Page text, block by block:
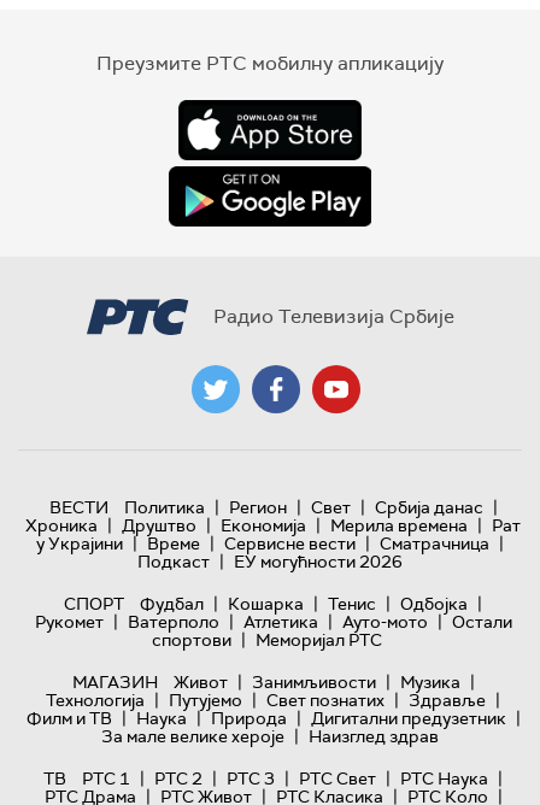
Преузмите РТС мобилну апликацију
Радио Телевизија Србије
ВЕСТИ Политика | Регион | Свет | Србија данас |
Хроника | Друштво | Економија | Мерила времена | Рат
у Украјини | Време | Сервисне вести | Сматрачница |
Подкаст | ЕУ могућности 2026
СПОРТ
Фудбал | Кошарка | Тенис | Одбојка |
Рукомет | Ватерполо | Атлетика | Ауто-мото | Остали
спортови | Меморијал РТС
МАГАЗИН
Живот | Занимљивости | Музика |
Технологијa | Путујемо | Свет познатих | Здравље |
Филм и ТВ | Наука | Природа | Дигитални предузетник |
За мале велике хероје | Наизглед здрав
ТВ
РТС 1 | РТС 2 | РТС 3 | РТС Свет | РТС Наука |
РТС Драма | РТС Живот | РТС Класика | РТС Коло |